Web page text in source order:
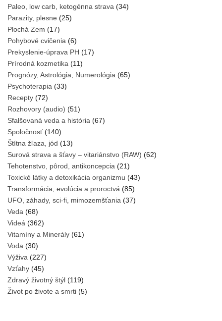
Paleo, low carb, ketogénna strava (34)
Parazity, plesne (25)
Plochá Zem (17)
Pohybové cvičenia (6)
Prekyslenie-úprava PH (17)
Prírodná kozmetika (11)
Prognózy, Astrológia, Numerológia (65)
Psychoterapia (33)
Recepty (72)
Rozhovory (audio) (51)
Sfalšovaná veda a história (67)
Spoločnosť(140)
Štítna žľaza, jód (13)
Surová strava a šťavy – vitariánstvo (RAW) (62)
Tehotenstvo, pôrod, antikoncepcia (21)
Toxické látky a detoxikácia organizmu (43)
Transformácia, evolúcia a proroctvá (85)
UFO, záhady, sci-fi, mimozemšťania (37)
Veda (68)
Videá (362)
Vitamíny a Minerály (61)
Voda (30)
Výživa (227)
Vzťahy (45)
Zdravý životný štýl (119)
Život po živote a smrti (5)